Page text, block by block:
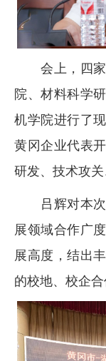
会上，四
院、材料科学
机学院进行了
黄冈企业代表
研发、技术攻关
吕辉对本
展领域合作广
展高度，结出
的校地、校企合